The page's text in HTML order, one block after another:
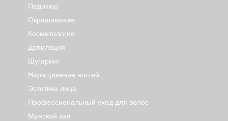
Педикюр
Окрашивание
Косметология
Депиляция
Шугаринг
Наращивание ногтей
Эстетика лица
Профессиональный уход для волос
Мужской зал